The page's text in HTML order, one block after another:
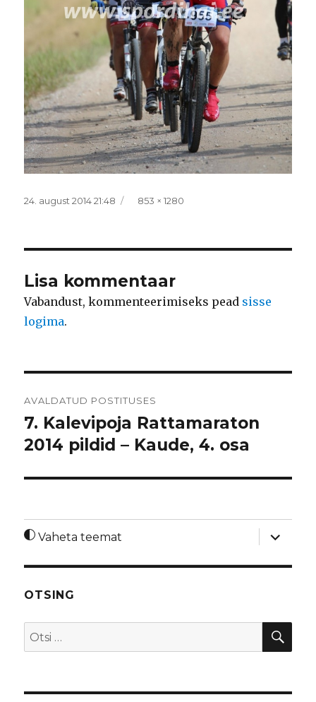
Postitatud
24. august 2014 21:48 Täissuurus
853 × 1280
Lisa kommentaar
Vabandust, kommenteerimiseks pead sisse
logima.
AVALDATUD POSTITUSES
7. Kalevipoja Rattamaraton
2014 pildid – Kaude, 4. osa
Vaheta teemat
laienda
OTSING
Otsi: